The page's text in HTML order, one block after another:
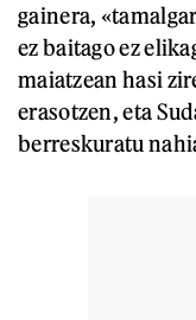
gainera,
ez baitago ez
maiatzean hasi
erasotzen, eta
berreskuratu